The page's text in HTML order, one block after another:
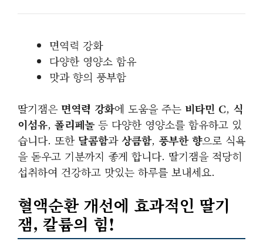
면역력 강화
다양한 영양소 함유
맛과 향의 풍부함
딸기잼은 면역력 강화에 도움을 주는 비타민 C, 식
이섬유, 폴리페놀등 다양한 영양소를 함유하고 있
습니다. 또한 달콤함과상큼함, 풍부한 향으로 식욕
을 돋우고 기분까지 좋게 합니다. 딸기잼을 적당히
섭취하여 건강하고 맛있는 하루를 보내세요.
혈액순환 개선에 효과적인 딸기
잼, 칼륨의 힘!